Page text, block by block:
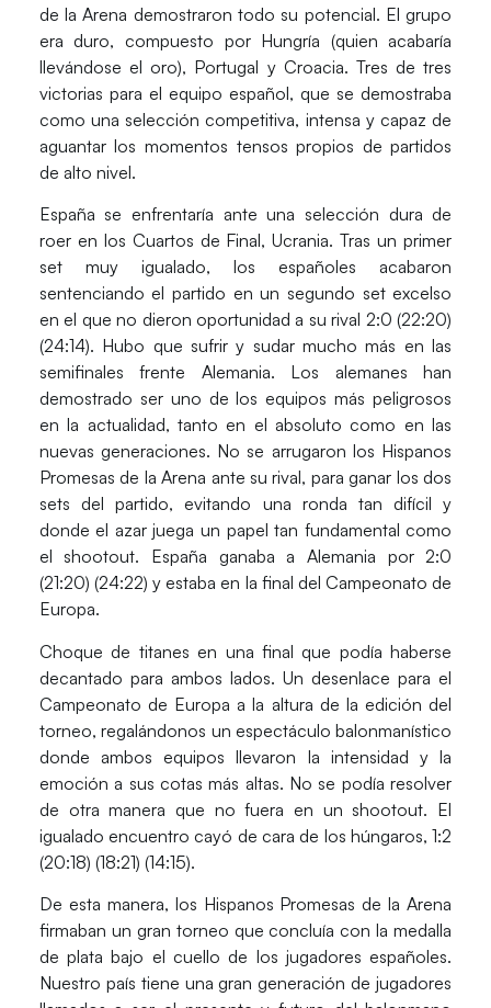
de la Arena demostraron todo su potencial. El grupo
era duro, compuesto por Hungría (quien acabaría
llevándose el oro), Portugal y Croacia. Tres de tres
victorias para el equipo español, que se demostraba
como una selección competitiva, intensa y capaz de
aguantar los momentos tensos propios de partidos
de alto nivel.
España se enfrentaría ante una selección dura de
roer en los Cuartos de Final, Ucrania. Tras un primer
set muy igualado, los españoles acabaron
sentenciando el partido en un segundo set excelso
en el que no dieron oportunidad a su rival 2:0 (22:20)
(24:14). Hubo que sufrir y sudar mucho más en las
semifinales frente Alemania. Los alemanes han
demostrado ser uno de los equipos más peligrosos
en la actualidad, tanto en el absoluto como en las
nuevas generaciones. No se arrugaron los Hispanos
Promesas de la Arena ante su rival, para ganar los dos
sets del partido, evitando una ronda tan difícil y
donde el azar juega un papel tan fundamental como
el shootout. España ganaba a Alemania por 2:0
(21:20) (24:22) y estaba en la final del Campeonato de
Europa.
Choque de titanes en una final que podía haberse
decantado para ambos lados. Un desenlace para el
Campeonato de Europa a la altura de la edición del
torneo, regalándonos un espectáculo balonmanístico
donde ambos equipos llevaron la intensidad y la
emoción a sus cotas más altas. No se podía resolver
de otra manera que no fuera en un shootout. El
igualado encuentro cayó de cara de los húngaros,1:2
(20:18) (18:21) (14:15).
De esta manera, los Hispanos Promesas de la Arena
firmaban un gran torneo que concluía con la medalla
de plata bajo el cuello de los jugadores españoles.
Nuestro país tiene una gran generación de jugadores